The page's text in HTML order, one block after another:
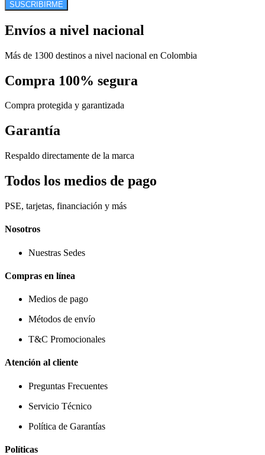
SUSCRIBIRME
Envíos a nivel nacional
Más de 1300 destinos a nivel nacional en Colombia
Compra 100% segura
Compra protegida y garantizada
Garantía
Respaldo directamente de la marca
Todos los medios de pago
PSE, tarjetas, financiación y más
Nosotros
Nuestras Sedes
Compras en línea
Medios de pago
Métodos de envío
T&C Promocionales
Atención al cliente
Preguntas Frecuentes
Servicio Técnico
Política de Garantías
Políticas